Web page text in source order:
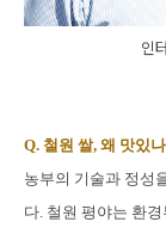
인
Q. 철원 쌀, 왜 맛있
농부의 기술과 정성
다. 철원 평야는 환